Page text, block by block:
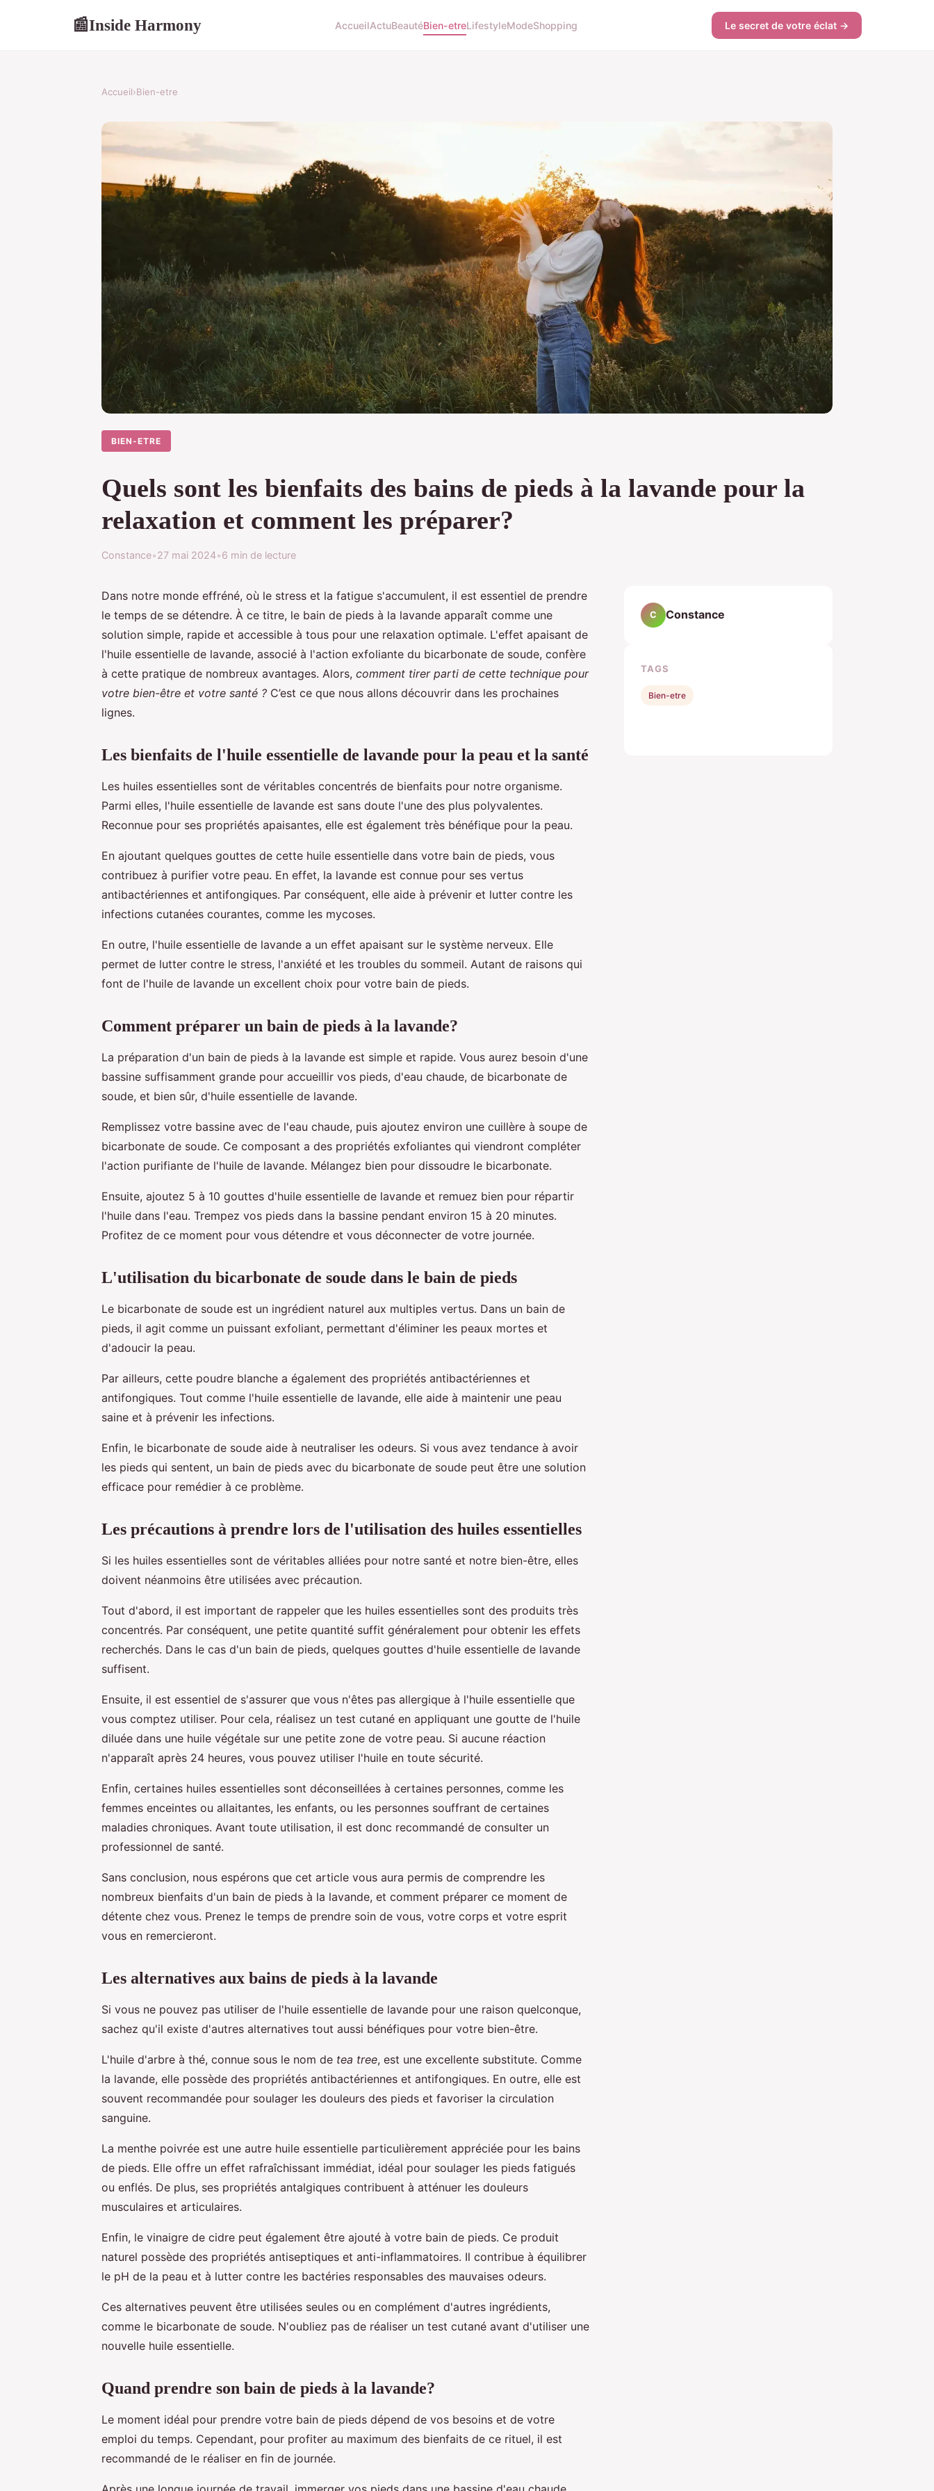
📰Inside Harmony AccueilActuBeautéBien-etreLifestyleModeShopping Le secret de votre éclat →
Accueil›Bien-etre
BIEN-ETRE
Quels sont les bienfaits des bains de pieds à la lavande pour la
relaxation et comment les préparer?
Constance•27 mai 2024•6 min de lecture
Dans notre monde effréné, où le stress et la fatigue s'accumulent, il est essentiel de prendre
le temps de se détendre. À ce titre, le bain de pieds à la lavande apparaît comme une
solution simple, rapide et accessible à tous pour une relaxation optimale. L'effet apaisant de
l'huile essentielle de lavande, associé à l'action exfoliante du bicarbonate de soude, confère
à cette pratique de nombreux avantages. Alors, comment tirer parti de cette technique pour
votre bien-être et votre santé ? C’est ce que nous allons découvrir dans les prochaines
lignes.
Les bienfaits de l'huile essentielle de lavande pour la peau et la santé
Les huiles essentielles sont de véritables concentrés de bienfaits pour notre organisme.
Parmi elles, l'huile essentielle de lavande est sans doute l'une des plus polyvalentes.
Reconnue pour ses propriétés apaisantes, elle est également très bénéfique pour la peau.
En ajoutant quelques gouttes de cette huile essentielle dans votre bain de pieds, vous
contribuez à purifier votre peau. En effet, la lavande est connue pour ses vertus
antibactériennes et antifongiques. Par conséquent, elle aide à prévenir et lutter contre les
infections cutanées courantes, comme les mycoses.
En outre, l'huile essentielle de lavande a un effet apaisant sur le système nerveux. Elle
permet de lutter contre le stress, l'anxiété et les troubles du sommeil. Autant de raisons qui
font de l'huile de lavande un excellent choix pour votre bain de pieds.
Comment préparer un bain de pieds à la lavande?
La préparation d'un bain de pieds à la lavande est simple et rapide. Vous aurez besoin d'une
bassine suffisamment grande pour accueillir vos pieds, d'eau chaude, de bicarbonate de
soude, et bien sûr, d'huile essentielle de lavande.
Remplissez votre bassine avec de l'eau chaude, puis ajoutez environ une cuillère à soupe de
bicarbonate de soude. Ce composant a des propriétés exfoliantes qui viendront compléter
l'action purifiante de l'huile de lavande. Mélangez bien pour dissoudre le bicarbonate.
Ensuite, ajoutez 5 à 10 gouttes d'huile essentielle de lavande et remuez bien pour répartir
l'huile dans l'eau. Trempez vos pieds dans la bassine pendant environ 15 à 20 minutes.
Profitez de ce moment pour vous détendre et vous déconnecter de votre journée.
L'utilisation du bicarbonate de soude dans le bain de pieds
Le bicarbonate de soude est un ingrédient naturel aux multiples vertus. Dans un bain de
pieds, il agit comme un puissant exfoliant, permettant d'éliminer les peaux mortes et
d'adoucir la peau.
Par ailleurs, cette poudre blanche a également des propriétés antibactériennes et
antifongiques. Tout comme l'huile essentielle de lavande, elle aide à maintenir une peau
saine et à prévenir les infections.
Enfin, le bicarbonate de soude aide à neutraliser les odeurs. Si vous avez tendance à avoir
les pieds qui sentent, un bain de pieds avec du bicarbonate de soude peut être une solution
efficace pour remédier à ce problème.
Les précautions à prendre lors de l'utilisation des huiles essentielles
Si les huiles essentielles sont de véritables alliées pour notre santé et notre bien-être, elles
doivent néanmoins être utilisées avec précaution.
Tout d'abord, il est important de rappeler que les huiles essentielles sont des produits très
concentrés. Par conséquent, une petite quantité suffit généralement pour obtenir les effets
recherchés. Dans le cas d'un bain de pieds, quelques gouttes d'huile essentielle de lavande
suffisent.
Ensuite, il est essentiel de s'assurer que vous n'êtes pas allergique à l'huile essentielle que
vous comptez utiliser. Pour cela, réalisez un test cutané en appliquant une goutte de l'huile
diluée dans une huile végétale sur une petite zone de votre peau. Si aucune réaction
n'apparaît après 24 heures, vous pouvez utiliser l'huile en toute sécurité.
Enfin, certaines huiles essentielles sont déconseillées à certaines personnes, comme les
femmes enceintes ou allaitantes, les enfants, ou les personnes souffrant de certaines
maladies chroniques. Avant toute utilisation, il est donc recommandé de consulter un
professionnel de santé.
Sans conclusion, nous espérons que cet article vous aura permis de comprendre les
nombreux bienfaits d'un bain de pieds à la lavande, et comment préparer ce moment de
détente chez vous. Prenez le temps de prendre soin de vous, votre corps et votre esprit
vous en remercieront.
Les alternatives aux bains de pieds à la lavande
Si vous ne pouvez pas utiliser de l'huile essentielle de lavande pour une raison quelconque,
sachez qu'il existe d'autres alternatives tout aussi bénéfiques pour votre bien-être.
L'huile d'arbre à thé, connue sous le nom de tea tree, est une excellente substitute. Comme
la lavande, elle possède des propriétés antibactériennes et antifongiques. En outre, elle est
souvent recommandée pour soulager les douleurs des pieds et favoriser la circulation
sanguine.
La menthe poivrée est une autre huile essentielle particulièrement appréciée pour les bains
de pieds. Elle offre un effet rafraîchissant immédiat, idéal pour soulager les pieds fatigués
ou enflés. De plus, ses propriétés antalgiques contribuent à atténuer les douleurs
musculaires et articulaires.
Enfin, le vinaigre de cidre peut également être ajouté à votre bain de pieds. Ce produit
naturel possède des propriétés antiseptiques et anti-inflammatoires. Il contribue à équilibrer
le pH de la peau et à lutter contre les bactéries responsables des mauvaises odeurs.
Ces alternatives peuvent être utilisées seules ou en complément d'autres ingrédients,
comme le bicarbonate de soude. N'oubliez pas de réaliser un test cutané avant d'utiliser une
nouvelle huile essentielle.
Quand prendre son bain de pieds à la lavande?
Le moment idéal pour prendre votre bain de pieds dépend de vos besoins et de votre
emploi du temps. Cependant, pour profiter au maximum des bienfaits de ce rituel, il est
recommandé de le réaliser en fin de journée.
C Constance
TAGS
Bien-etre